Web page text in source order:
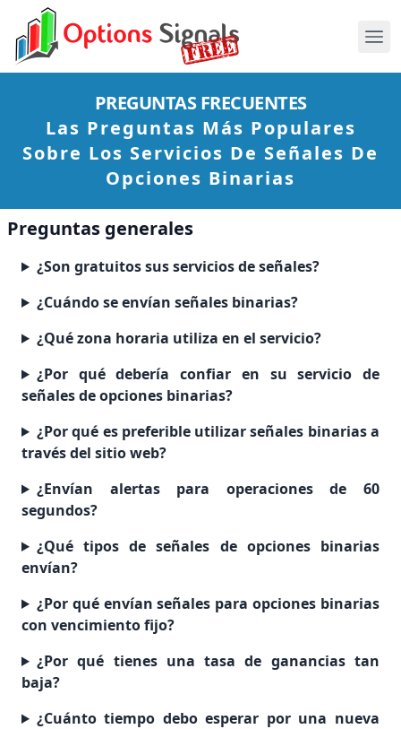
PREGUNTAS FRECUENTES
Las Preguntas Más Populares
Sobre Los Servicios De Señales De
Opciones Binarias
Preguntas generales
¿Son gratuitos sus servicios de señales?
¿Cuándo se envían señales binarias?
¿Qué zona horaria utiliza en el servicio?
¿Por qué debería confiar en su servicio de
señales de opciones binarias?
¿Por qué es preferible utilizar señales binarias a
través del sitio web?
¿Envían alertas para operaciones de 60
segundos?
¿Qué tipos de señales de opciones binarias
envían?
¿Por qué envían señales para opciones binarias
con vencimiento fijo?
¿Por qué tienes una tasa de ganancias tan
baja?
¿Cuánto tiempo debo esperar por una nueva